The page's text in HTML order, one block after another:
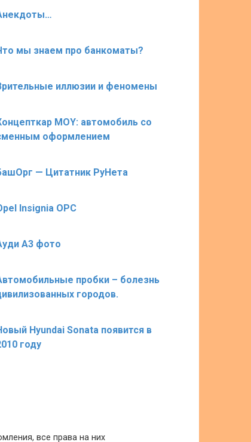
мы знаем про банкоматы?
иллюзии и феномены
MOY: автомобиль со
оформлением
— Цитатник РуНета
Insignia OPC
А3 фото
пробки – болезнь
городов.
Hyundai Sonata появится в
году
все права на них